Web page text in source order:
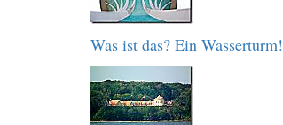
Was ist das? Ein Wasserturm!